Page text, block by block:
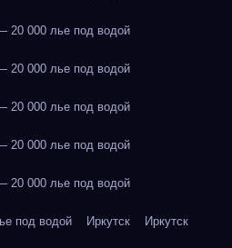
000 лье под водой
000 лье под водой
000 лье под водой
000 лье под водой
000 лье под водой
под водой Иркутск Иркутск